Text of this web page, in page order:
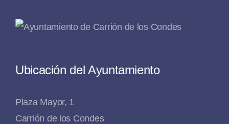
Ubicación del Ayuntamiento
Plaza Mayor, 1
Carrión de los Condes